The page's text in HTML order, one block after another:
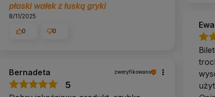
płaski wałek z łuską gryki
8/11/2025
0 0
Ewa
Bernadeta zweryfikowano
5